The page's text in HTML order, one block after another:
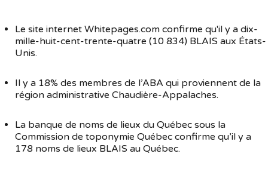
Le site internet Whitepages.com confirme qu'il y a dix-
mille-huit-cent-trente-quatre (10 834) BLAIS aux États-
Unis.
Il y a 18% des membres de l’ABA qui proviennent de la
région administrative Chaudière-Appalaches.
La banque de noms de lieux du Québec sous la
Commission de toponymie Québec confirme qu’il y a
178 noms de lieux BLAIS au Québec.